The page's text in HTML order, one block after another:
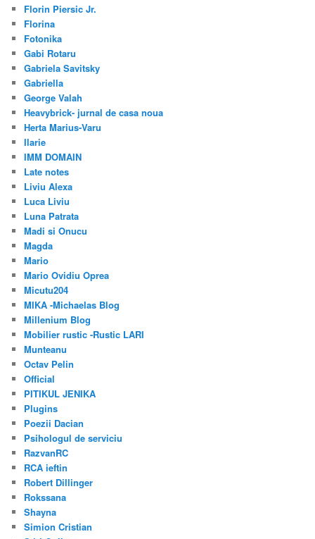
Florin Piersic Jr.
Florina
Fotonika
Gabi Rotaru
Gabriela Savitsky
Gabriella
George Valah
Heavybrick- jurnal de casa noua
Herta Marius-Varu
Ilarie
IMM DOMAIN
Late notes
Liviu Alexa
Luca Liviu
Luna Patrata
Madi si Onucu
Magda
Mario
Mario Ovidiu Oprea
Micutu204
MIKA -Michaelas Blog
Millenium Blog
Mobilier rustic -Rustic LARI
Munteanu
Octav Pelin
Official
PITIKUL JENIKA
Plugins
Poezii Dacian
Psihologul de serviciu
RazvanRC
RCA ieftin
Robert Dillinger
Rokssana
Shayna
Simion Cristian